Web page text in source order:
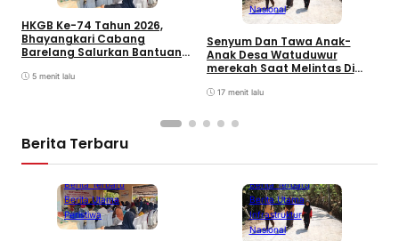
HKGB Ke-74 Tahun 2026,
Bhayangkari Cabang
Barelang Salurkan Bantuan
Kesehatan di Pulau Lance
5 menit lalu
Nasional
Senyum Dan Tawa Anak-
Anak Desa Watuduwur
merekah Saat Melintas Di
17 menit lalu
Berita Terbaru
Berita Terbaru
Berita Utama
Peristiwa
Berita Terbaru
Berita Utama
Infrastruktur
Nasional